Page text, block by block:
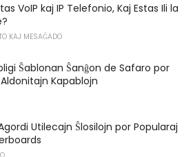
VoIP kaj IP Telefonio, Kaj Estas Ili la
KAJ MESAĜADO
Ŝablonan Ŝanĝon de Safaro por
Kapablojn
Utilecajn Ŝlosilojn por Popularaj